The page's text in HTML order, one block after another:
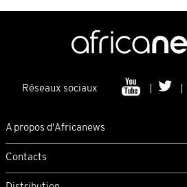
Réseaux sociaux
A propos d'Africanews
Contacts